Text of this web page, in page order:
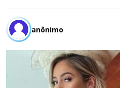
anônimo